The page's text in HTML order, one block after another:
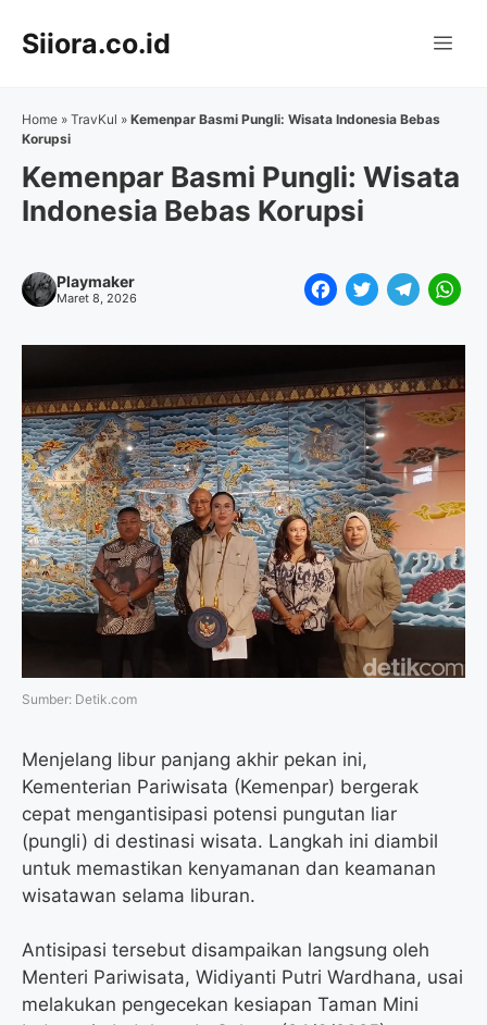
Siiora.co.id
Home » TravKul » Kemenpar Basmi Pungli: Wisata Indonesia Bebas
Korupsi
Kemenpar Basmi Pungli: Wisata
Indonesia Bebas Korupsi
Playmaker
Maret 8, 2026
F
e
b
o
o
k
T
t
t
e
r
T
e
r
a
m
W
t
s
A
p
Sumber: Detik.com
Menjelang libur panjang akhir pekan ini,
Kementerian Pariwisata (Kemenpar) bergerak
cepat mengantisipasi potensi pungutan liar
(pungli) di destinasi wisata. Langkah ini diambil
untuk memastikan kenyamanan dan keamanan
wisatawan selama liburan.
Antisipasi tersebut disampaikan langsung oleh
Menteri Pariwisata, Widiyanti Putri Wardhana, usai
melakukan pengecekan kesiapan Taman Mini